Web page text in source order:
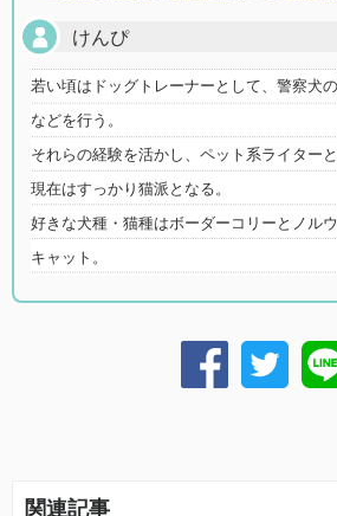
けんぴ
若い頃はドッグトレーナーとして、警察犬
などを行う。
それらの経験を活かし、ペット系ライターと
現在はすっかり猫派となる。
好きな犬種・猫種はボーダーコリーとノル
キャット。
関連記事